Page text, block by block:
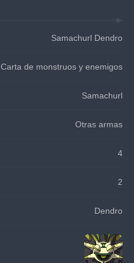
Samachurl Dendro
Carta de monstruos y enemigos
Samachurl
Otras armas
4
2
Dendro